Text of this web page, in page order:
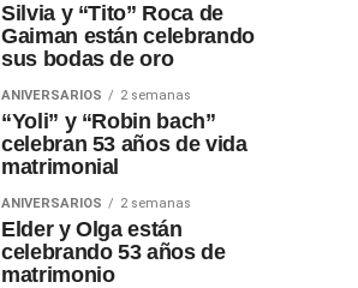
Silvia y “Tito” Roca de
Gaiman están celebrando
sus bodas de oro
ANIVERSARIOS 2 semanas
“Yoli” y “Robin bach”
celebran 53 años de vida
matrimonial
ANIVERSARIOS 2 semanas
Elder y Olga están
celebrando 53 años de
matrimonio